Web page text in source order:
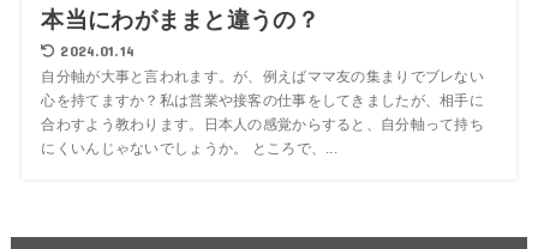
本当にわがままと違うの？
2024.01.14
自分軸が大事と言われます。が、例えばママ友の集まりでブレない
心を持てますか？私は営業や接客の仕事をしてきましたが、相手に
合わすよう教わります。日本人の感覚からすると、自分軸って持ち
にくいんじゃないでしょうか。 ところで、...